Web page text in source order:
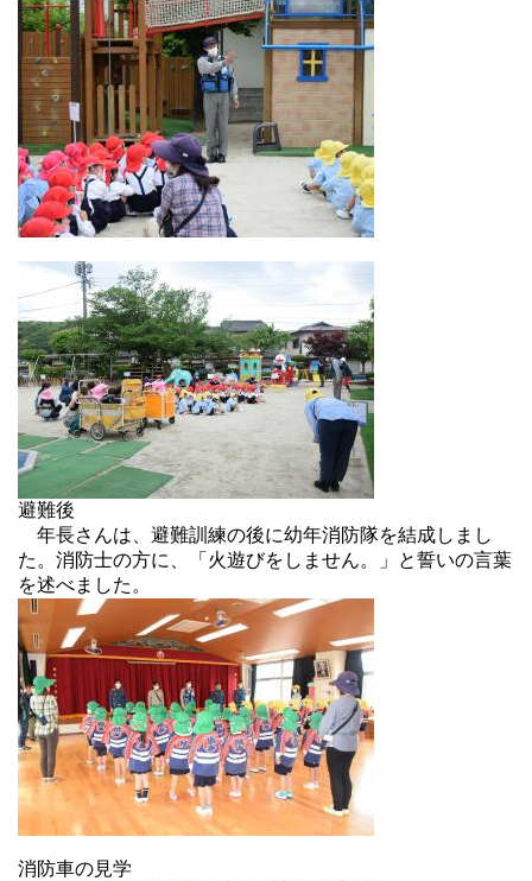
避難後
年長さんは、避難訓練の後に幼年消防隊を結成しまし
た。消防士の方に、「火遊びをしません。」と誓いの言葉
を述べました。
消防車の見学